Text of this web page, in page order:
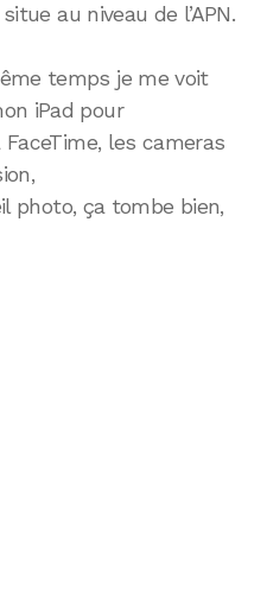
au niveau de l’APN.
temps je me voit
iPad pour
les cameras
photo, ça tombe bien,